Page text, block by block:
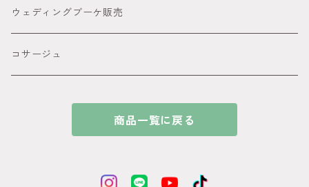
● オレンジ
● パープル
ピンポンマム髪飾り
アメリカンフラワー髪飾り
ウェディングブーケ販売
コサージュ
商品一覧に戻る